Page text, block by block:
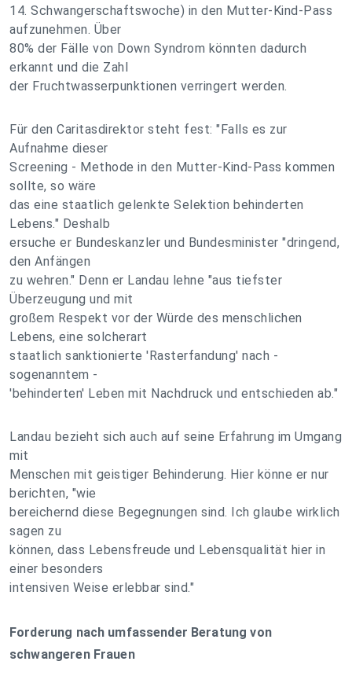
14. Schwangerschaftswoche) in den Mutter-Kind-Pass
aufzunehmen. Über
80% der Fälle von Down Syndrom könnten dadurch
erkannt und die Zahl
der Fruchtwasserpunktionen verringert werden.
Für den Caritasdirektor steht fest: "Falls es zur
Aufnahme dieser
Screening - Methode in den Mutter-Kind-Pass kommen
sollte, so wäre
das eine staatlich gelenkte Selektion behinderten
Lebens." Deshalb
ersuche er Bundeskanzler und Bundesminister "dringend,
den Anfängen
zu wehren." Denn er Landau lehne "aus tiefster
Überzeugung und mit
großem Respekt vor der Würde des menschlichen
Lebens, eine solcherart
staatlich sanktionierte 'Rasterfandung' nach -
sogenanntem -
'behinderten' Leben mit Nachdruck und entschieden ab."
Landau bezieht sich auch auf seine Erfahrung im Umgang
mit
Menschen mit geistiger Behinderung. Hier könne er nur
berichten, "wie
bereichernd diese Begegnungen sind. Ich glaube wirklich
sagen zu
können, dass Lebensfreude und Lebensqualität hier in
einer besonders
intensiven Weise erlebbar sind."
Forderung nach umfassender Beratung von
schwangeren Frauen